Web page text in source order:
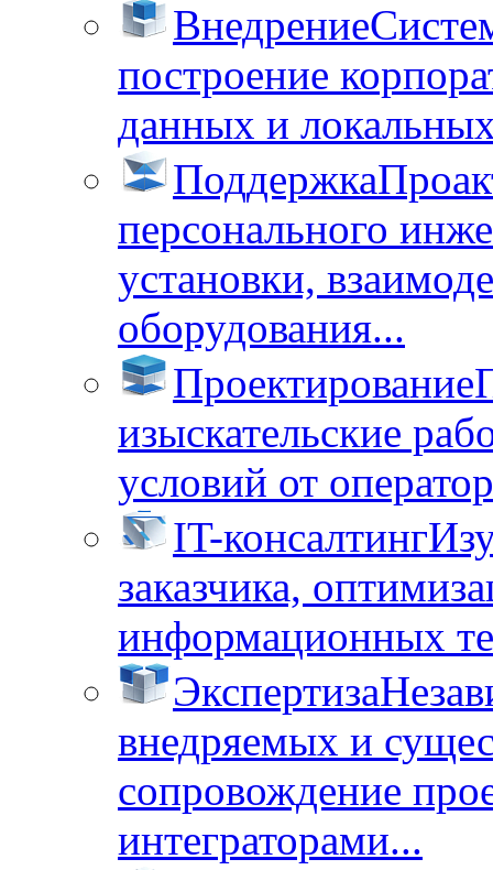
Внедрение
построение
данных и
Поддержка
персонального
установки,
оборудования...
Проектирование
изыскательские
условий от
IT-консалтинг
заказчика,
информационных
Экспертиза
внедряемых и
сопровождение
интеграторами...